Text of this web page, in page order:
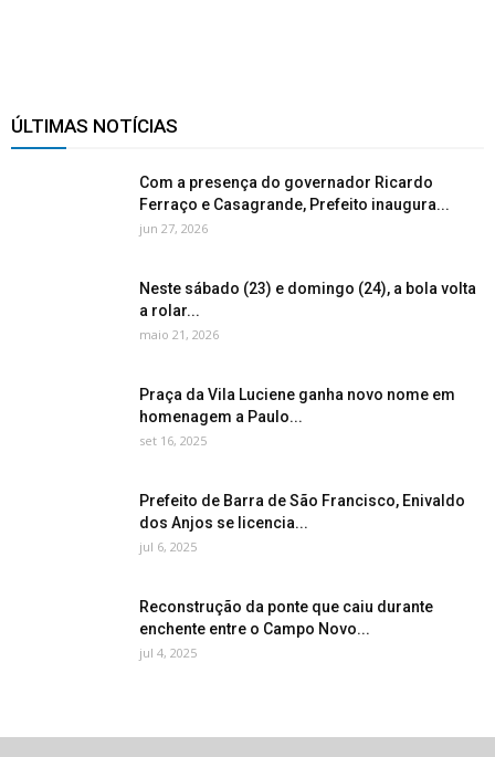
ÚLTIMAS NOTÍCIAS
Com a presença do governador Ricardo
Ferraço e Casagrande, Prefeito inaugura...
jun 27, 2026
Neste sábado (23) e domingo (24), a bola volta
a rolar...
maio 21, 2026
Praça da Vila Luciene ganha novo nome em
homenagem a Paulo...
set 16, 2025
Prefeito de Barra de São Francisco, Enivaldo
dos Anjos se licencia...
jul 6, 2025
Reconstrução da ponte que caiu durante
enchente entre o Campo Novo...
jul 4, 2025